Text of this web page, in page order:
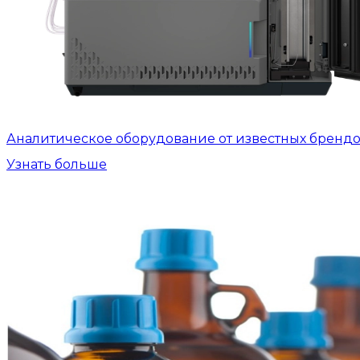
Аналитическое оборудование от известных
Узнать больше